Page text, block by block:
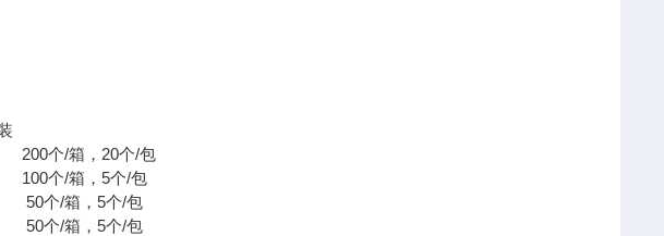
个/箱，20个/包
个/箱，5个/包
个/箱，5个/包
个/箱，5个/包